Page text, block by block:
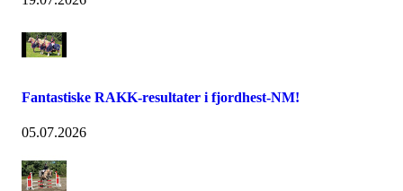
Fantastiske RAKK-resultater i fjordhest-NM!
05.07.2026